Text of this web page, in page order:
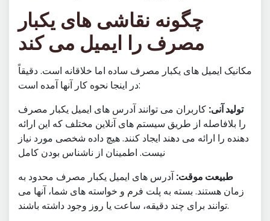
چگونه نقاشی های یکبار
مصرف را ایمیل می کند
مکانیک ایمیل های یکبار مصرف ساده اما خلاقانه است. دقیقاً
در اینجا نحوه کار آنها آمده است:
تولید آنی: کاربران می توانند آدرس های ایمیل یکبار مصرف
را بلافاصله از طریق سیستم های آنلاین مختلف که این ارائه
دهنده را ارائه می دهند ایجاد کنند. هیچ داده شخصی مورد نیاز
نیست. اطمینان از ناشناس بودن کامل
طبیعت موقت: آدرس های ایمیل یکبار مصرف محدود به
زمان هستند. بسته به پلت فرم و خواسته های شما، آنها می
توانند برای چند دقیقه، ساعت یا روز وجود داشته باشند.